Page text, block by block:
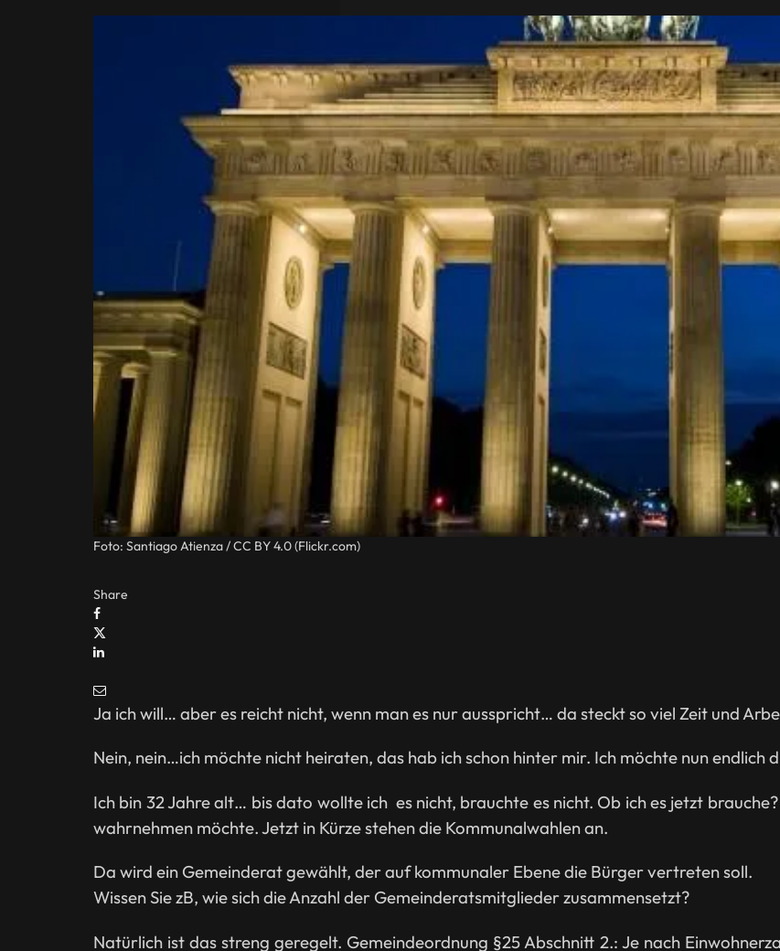
Foto: Santiago Atienza / CC BY 4.0 (Flickr.com)
Share
Ja ich will… aber es reicht nicht, wenn man es nur ausspricht… da steckt so viel Zeit und
Nein, nein…ich möchte nicht heiraten, das hab ich schon hinter mir. Ich möchte nun
Ich bin 32 Jahre alt… bis dato wollte ich es nicht, brauchte es nicht. Ob ich es jetzt
wahrnehmen möchte. Jetzt in Kürze stehen die Kommunalwahlen an.
Da wird ein Gemeinderat gewählt, der auf kommunaler Ebene die Bürger vertreten soll.
Wissen Sie zB, wie sich die Anzahl der Gemeinderatsmitglieder zusammensetzt?
Natürlich ist das streng geregelt. Gemeindeordnung §25 Abschnitt 2.: Je nach